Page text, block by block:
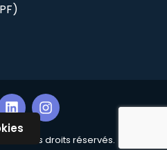
Tous droits réservés.